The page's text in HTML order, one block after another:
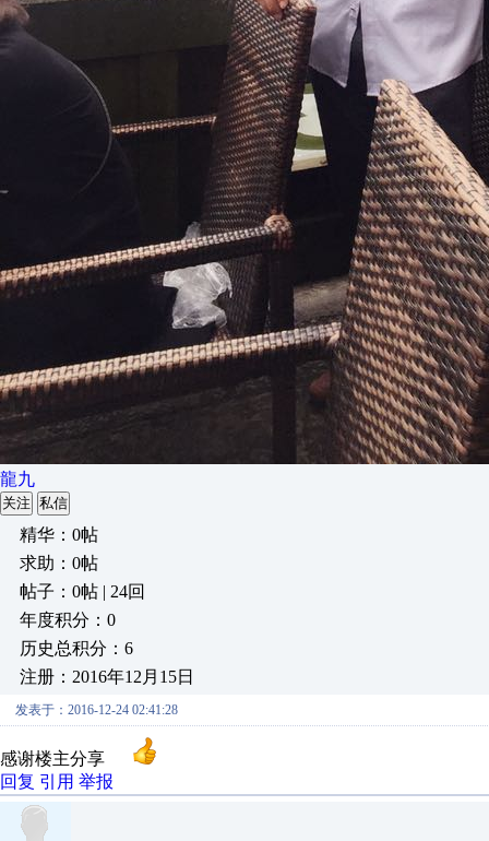
龍九
关注 私信
精华：0帖
求助：0帖
帖子：0帖 | 24回
年度积分：0
历史总积分：6
注册：2016年12月15日
发表于：2016-12-24 02:41:28
感谢楼主分享
回复 引用 举报